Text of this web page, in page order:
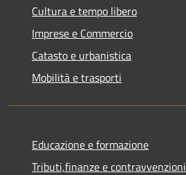
Cultura e tempo libero
Imprese e Commercio
Catasto e urbanistica
Mobilità e trasporti
Educazione e formazione
Tributi,finanze e contravvenzioni